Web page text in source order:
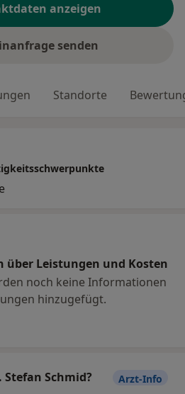
anzeigen
senden
Standorte
Leistungen und Kosten
noch keine Informationen
hinzugefügt.
Stefan Schmid? Arzt-Info